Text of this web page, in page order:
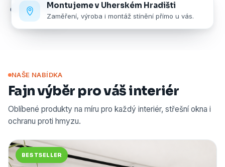
Montujeme v Uherském Hradišti
Zaměření, výroba i montáž stínění přímo u vás.
NAŠE NABÍDKA
Fajn výběr pro váš interiér
Oblíbené produkty na míru pro každý interiér, střešní okna i
ochranu proti hmyzu.
BESTSELLER